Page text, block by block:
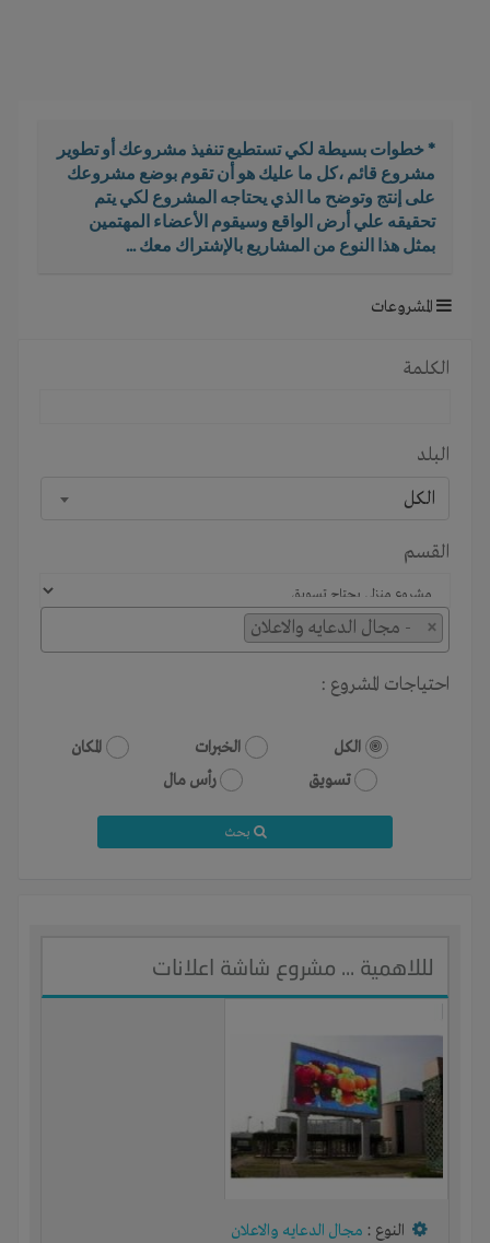
n
* خطوات بسيطة لكي تستطيع تنفيذ مشروعك أو تطوير
مشروع قائم ،كل ما عليك هو أن تقوم بوضع مشروعك
على إنتج وتوضح ما الذي يحتاجه المشروع لكي يتم
تحقيقه علي أرض الواقع وسيقوم الأعضاء المهتمين
بمثل هذا النوع من المشاريع بالإشتراك معك ...
المشروعات
الكلمة
البلد
الكل
القسم
× - مجال الدعايه والاعلان
احتياجات المشروع :
الكل الخبرات
المكان
تسويق
رأس مال
لللاهمية ... مشروع شاشة اعلانات
النوع : مجال الدعايه والاعلان